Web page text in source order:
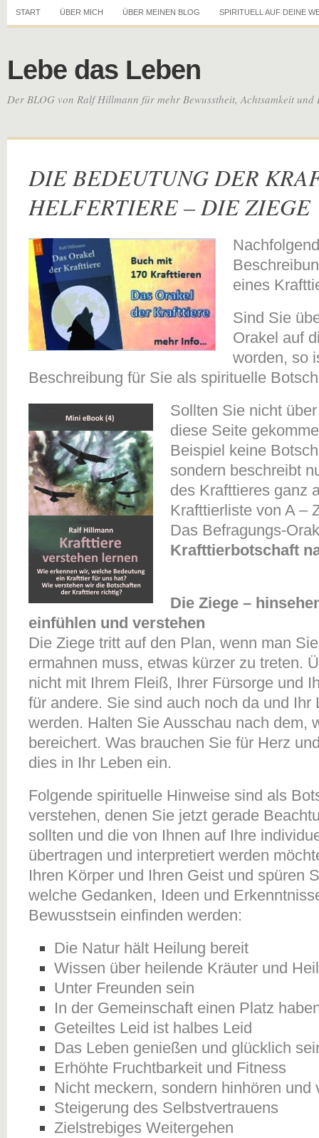
START ÜBER MICH ÜBER MEINEN BLOG SPIRITUELL AUF DEINE
Lebe das Leben
Der BLOG von Ralf Hillmann für mehr Bewusstheit, Achtsamkeit und
DIE BEDEUTUNG DER
HELFERTIERE – DIE ZIEGE
eines
Sind Sie
Orakel auf
worden, so
Beschreibung für Sie als spirituelle
Sollten Sie nicht
diese Seite
Beispiel keine
sondern beschreibt
des Krafttieres ganz
Krafttierliste von A –
Das Befragungs-
Krafttierbotschaft
Die Ziege –
einfühlen und verstehen
Die Ziege tritt auf den Plan, wenn man
ermahnen muss, etwas kürzer zu treten.
nicht mit Ihrem Fleiß, Ihrer Fürsorge und
für andere. Sie sind auch noch da und Ihr
werden. Halten Sie Ausschau nach dem,
bereichert. Was brauchen Sie für Herz
dies in Ihr Leben ein.
Folgende spirituelle Hinweise sind als
verstehen, denen Sie jetzt gerade
sollten und die von Ihnen auf Ihre
übertragen und interpretiert werden
Ihren Körper und Ihren Geist und spüren
welche Gedanken, Ideen und
Bewusstsein einfinden werden:
Die Natur hält Heilung bereit
Wissen über heilende Kräuter und
Unter Freunden sein
In der Gemeinschaft einen Platz
Geteiltes Leid ist halbes Leid
Das Leben genießen und glücklich
Erhöhte Fruchtbarkeit und Fitness
Nicht meckern, sondern hinhören und
Steigerung des Selbstvertrauens
Zielstrebiges Weitergehen